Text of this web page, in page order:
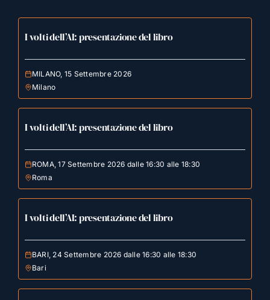
I volti dell’AI: presentazione del libro
MILANO, 15 Settembre 2026
Milano
I volti dell’AI: presentazione del libro
ROMA, 17 Settembre 2026 dalle 16:30 alle 18:30
Roma
I volti dell’AI: presentazione del libro
BARI, 24 Settembre 2026 dalle 16:30 alle 18:30
Bari